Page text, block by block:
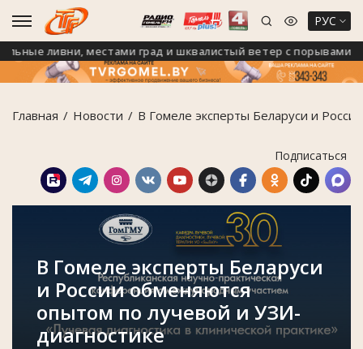
РУС
ливни, местами град и шквалистый ветер с порывами до
Главная Новости В Гомеле эксперты Беларуси и
Подписаться
В Гомеле эксперты Беларуси
и России обменяются
опытом по лучевой и УЗИ-
диагностике